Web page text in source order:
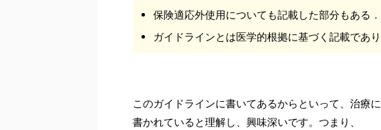
保険適応外使用についても記載した部分もある．
ガイドラインとは医学的根拠に基づく記載であ
このガイドラインに書いてあるからといって、治療
書かれていると理解し、興味深いです。つまり、